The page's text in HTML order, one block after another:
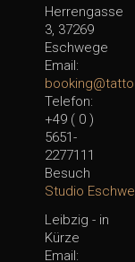
Herrengasse
3, 37269
Eschwege
Email:
Telefon:
+49 ( 0 )
5651-
2277111
Besuch
Studio
Leibzig - in
Kürze
Email: